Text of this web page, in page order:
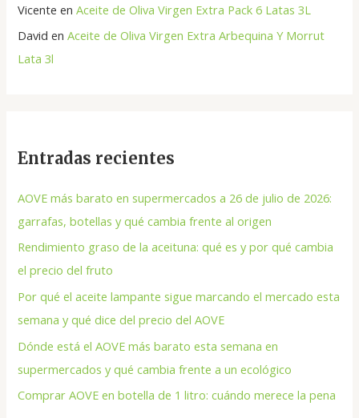
Vicente enAceite de Oliva Virgen Extra Pack 6 Latas 3L
David enAceite de Oliva Virgen Extra Arbequina Y Morrut
Lata 3l
Entradas recientes
AOVE más barato en supermercados a 26 de julio de 2026:
garrafas, botellas y qué cambia frente al origen
Rendimiento graso de la aceituna: qué es y por qué cambia
el precio del fruto
Por qué el aceite lampante sigue marcando el mercado esta
semana y qué dice del precio del AOVE
Dónde está el AOVE más barato esta semana en
supermercados y qué cambia frente a un ecológico
Comprar AOVE en botella de 1 litro: cuándo merece la pena